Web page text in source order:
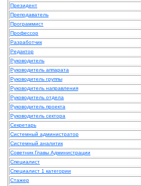
Президент
Преподаватель
Программист
Профессор
Разработчик
Редактор
Руководитель
Руководитель аппарата
Руководитель группы
Руководитель направления
Руководитель отдела
Руководитель проекта
Руководитель сектора
Секретарь
Системный администратор
Системный аналитик
Советник Главы Администрации
Специалист
Специалист 1 категории
Стажер